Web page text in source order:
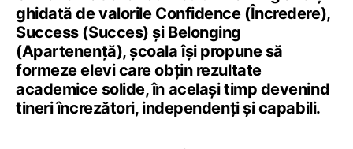
ghidată de valorile Confidence (Încredere),
Success (Succes) și Belonging
(Apartenență), școala își propune să
formeze elevi care obțin rezultate
academice solide, în același timp devenind
tineri încrezători, independenți și capabili.